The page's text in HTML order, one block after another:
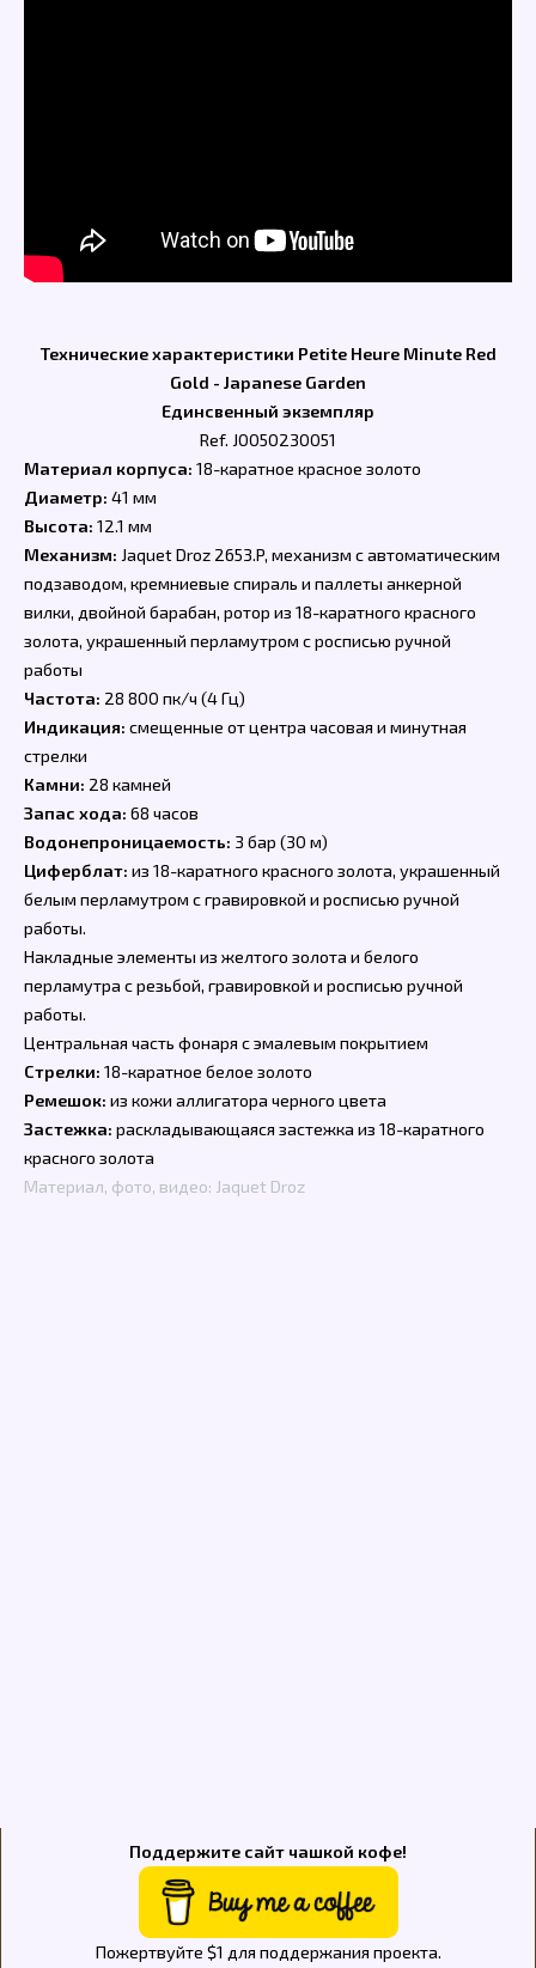
Технические характеристики Petite Heure Minute Red
Gold - Japanese Garden
Единсвенный экземпляр
Ref. J0050230051
Материал корпуса: 18-каратное красное золото
Диаметр: 41 мм
Высота: 12.1 мм
Механизм: Jaquet Droz 2653.P, механизм с автоматическим
подзаводом, кремниевые спираль и паллеты анкерной
вилки, двойной барабан, ротор из 18-каратного красного
золота, украшенный перламутром с росписью ручной
работы
Частота: 28 800 пк/ч (4 Гц)
Индикация: смещенные от центра часовая и минутная
стрелки
Камни: 28 камней
Запас хода: 68 часов
Водонепроницаемость: 3 бар (30 м)
Циферблат: из 18-каратного красного золота, украшенный
белым перламутром с гравировкой и росписью ручной
работы.
Накладные элементы из желтого золота и белого
перламутра с резьбой, гравировкой и росписью ручной
работы.
Центральная часть фонаря с эмалевым покрытием
Стрелки: 18-каратное белое золото
Ремешок: из кожи аллигатора черного цвета
Застежка: раскладывающаяся застежка из 18-каратного
красного золота
Материал, фото, видео: Jaquet Droz
Поддержите сайт чашкой кофе!
Пожертвуйте $1 для поддержания проекта.